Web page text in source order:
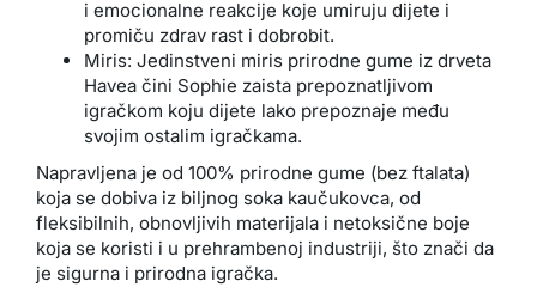
i emocionalne reakcije koje umiruju dijete i
promiču zdrav rast i dobrobit.
Miris: Jedinstveni miris prirodne gume iz drveta
Havea čini Sophie zaista prepoznatljivom
igračkom koju dijete lako prepoznaje među
svojim ostalim igračkama.
Napravljena je od 100% prirodne gume (bez ftalata)
koja se dobiva iz biljnog soka kaučukovca, od
fleksibilnih, obnovljivih materijala i netoksične boje
koja se koristi i u prehrambenoj industriji, što znači da
je sigurna i prirodna igračka.